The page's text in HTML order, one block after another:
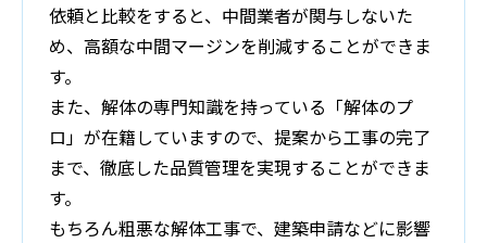
依頼と比較をすると、中間業者が関与しないた
め、高額な中間マージンを削減することができま
す。
また、解体の専門知識を持っている「解体のプ
ロ」が在籍していますので、提案から工事の完了
まで、徹底した品質管理を実現することができま
す。
もちろん粗悪な解体工事で、建築申請などに影響